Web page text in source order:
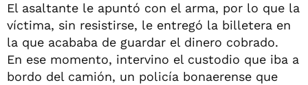
El asaltante le apuntó con el arma, por lo que la
víctima, sin resistirse, le entregó la billetera en
la que acababa de guardar el dinero cobrado.
En ese momento, intervino el custodio que iba a
bordo del camión, un policía bonaerense que